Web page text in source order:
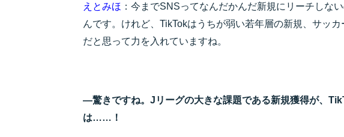
えとみほ ：今までSNSってなんだかんだ新規にリーチしな
んです。けれど、TikTokはうちが弱い若年層の新規、サッ
だと思って力を入れていますね。
―驚きですね。Jリーグの大きな課題である新規獲得が、
は……！